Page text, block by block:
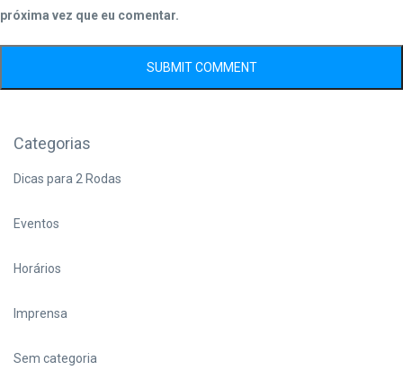
próxima vez que eu comentar.
Categorias
Dicas para 2 Rodas
Eventos
Horários
Imprensa
Sem categoria